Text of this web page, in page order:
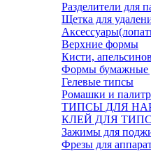
Разделители для
Щетка для
Верхние формы
Кисти,
Формы бумажные
Гелевые типсы
Ромашки и
ТИПСЫ ДЛЯ
КЛЕЙ ДЛЯ ТИПС
Зажимы для
Фрезы для